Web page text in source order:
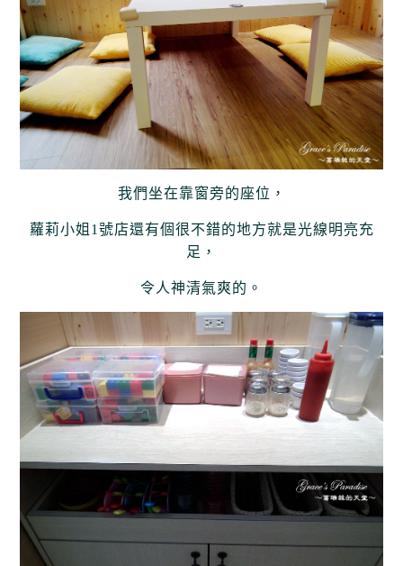
我們坐在靠窗旁的座位，
蘿莉小姐1號店還有個很不錯的地方就是光線明亮充
足，
令人神清氣爽的。